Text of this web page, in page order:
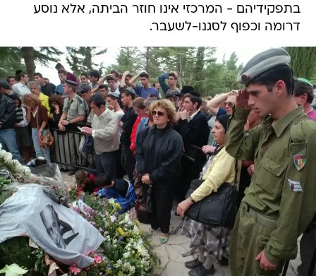
בתפקידיהם - המרכזי אינו חוזר הביתה, אלא נוסע
דרומה וכפוף לסגנו-לשעבר.